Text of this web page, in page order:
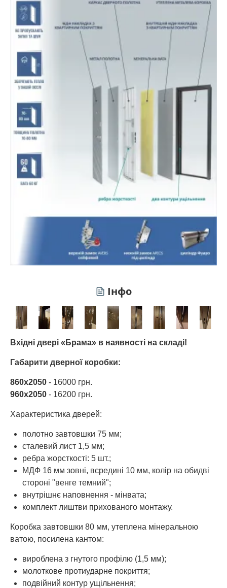
Інфо
Вхідні двері «Брама» в наявності на складі!
Габарити дверної коробки:
860х2050 - 16000 грн.
960х2050 - 16200 грн.
Характеристика дверей:
полотно завтовшки 75 мм;
сталевий лист 1,5 мм;
ребра жорсткості: 5 шт.;
МДФ 16 мм зовні, всредині 10 мм, колір на обидві
стороні "венге темний";
внутрішнє наповнення - мінвата;
комплект лиштви прихованого монтажу.
Коробка завтовшки 80 мм, утеплена мінеральною
ватою, посилена кантом:
вироблена з гнутого профілю (1,5 мм);
молоткове протиударне покриття;
подвійний контур ущільнення;